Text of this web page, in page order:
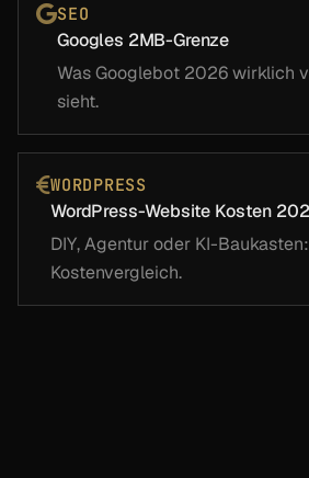
SEO
Googles 2MB-Grenze
Was Googlebot 2026 wirklich
sieht.
WORDPRESS
WordPress-Website Kosten
DIY, Agentur oder KI-
Kostenvergleich.